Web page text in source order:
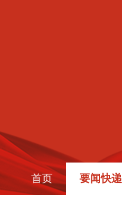
首页 要闻快递